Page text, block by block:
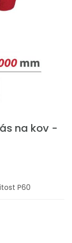
na kov -
P60